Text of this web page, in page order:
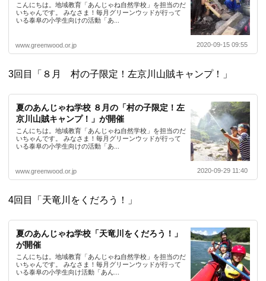
こんにちは。地域教育「あんじゃね自然学校」を担当のだ
いちゃんです。 みなさま！毎月グリーンウッドが行って
いる泰阜の小学生向けの活動「あ...
www.greenwood.or.jp 2020-09-15 09:55
3回目「８月 村の子限定！左京川山賊キャンプ！」
夏のあんじゃね学校 ８月の「村の子限定！左
京川山賊キャンプ！」が開催
こんにちは。地域教育「あんじゃね自然学校」を担当のだ
いちゃんです。 みなさま！毎月グリーンウッドが行って
いる泰阜の小学生向けの活動「あ...
www.greenwood.or.jp 2020-09-29 11:40
4回目「天竜川をくだろう！」
夏のあんじゃね学校「天竜川をくだろう！」
が開催
こんにちは。地域教育「あんじゃね自然学校」を担当のだ
いちゃんです。 みなさま！毎月グリーンウッドが行って
いる泰阜の小学生向け活動「あん...